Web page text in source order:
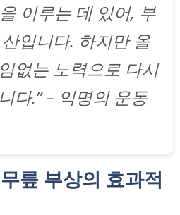
이루는 데 있어, 부
입니다. 하지만 올
없는 노력으로 다시
다.” – 익명의 운동
릎 부상의 효과적